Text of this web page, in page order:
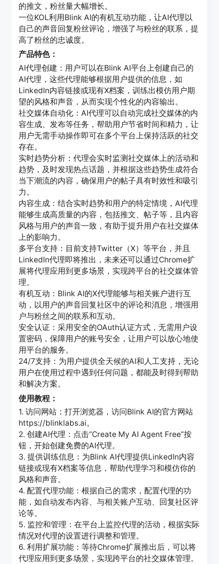
的推文，粉丝量大幅增长。
一位KOL利用Blink AI的有机互动功能，让AI代理以
自己的声音回复粉丝评论，增强了与粉丝的联系，提
高了粉丝的忠诚度。
产品特色：
AI代理创建：用户可以在Blink AI平台上创建自己的
AI代理，这些代理能够根据用户提供的信息，如
LinkedIn内容链接或现有X档案，训练出模仿用户期
望的风格和声音，从而实现个性化的内容输出。
社交媒体自动化：AI代理可以自动完成社交媒体的内
容生成、发布等任务，帮助用户节省时间和精力，让
用户无需手动操作即可在多个平台上保持活跃的社交
存在。
实时趋势分析：代理会实时监测社交媒体上的活动和
趋势，及时发现热点话题，并根据这些趋势生成符合
当下潮流的内容，确保用户的帖子具有时效性和吸引
力。
内容生成：结合实时趋势和用户的特定情境，AI代理
能够生成高质量的内容，包括推文、帖子等，且内容
风格与用户的声音一致，有助于提升用户在社交媒体
上的影响力。
多平台支持：目前支持Twitter（X）等平台，并且
LinkedIn代理即将推出，未来还可以通过Chrome扩
展将代理应用到更多场景，实现跨平台的社交媒体管
理。
有机互动：Blink AI的X代理能够与相关账户进行互
动，以用户的声音回复社区中的评论和消息，增强用
户与粉丝之间的联系和互动。
安全认证：采用安全的OAuth认证方式，无需用户设
置密码，保障用户的账号安全，让用户可以放心地使
用平台的服务。
24/7支持：为用户提供全天候的AI和人工支持，无论
用户在使用过程中遇到任何问题，都能及时得到帮助
和解决方案。
使用教程：
1. 访问网站：打开浏览器，访问Blink AI的官方网站
https://blinklabs.ai。
2. 创建AI代理：点击“Create My AI Agent Free”按
钮，开始创建免费的AI代理。
3. 提供训练信息：为Blink AI代理提供LinkedIn内容
链接或现有X档案等信息，帮助代理学习和模仿你的
风格和声音。
4. 配置代理功能：根据自己的需求，配置代理的功
能，如自动发布内容、与相关账户互动、回复社区评
论等。
5. 监控和管理：在平台上监控代理的活动，根据实际
情况对代理的设置进行调整和管理。
6. 利用扩展功能：等待Chrome扩展推出后，可以将
代理应用到更多场景，实现跨平台的社交媒体管理。